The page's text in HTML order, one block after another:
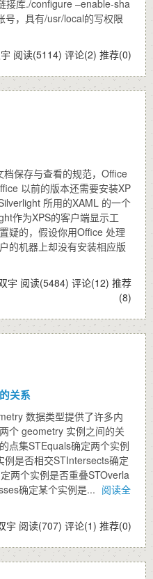
接库./configure –enable-sha
，具有/usr/local的写权限
阅读(5114) 评论(2) 推荐(0)
保存与查看的规范，Office
以前的版本还需要安装XP
所用的XAML 的一个
作为XPS的客户端显示工
疑的，假设你用Office 处理
的机器上却没有安装相应版
宇 阅读(5484) 评论(12) 推荐
(8)
关系
数据类型提供了许多内
个 geometry 实例之间的关
点集STEquals确定两个实例
是否相交STIntersects确定
两个实例是否重叠STOverla
确定某个实例是... 阅读全
宇 阅读(707) 评论(1) 推荐(0)